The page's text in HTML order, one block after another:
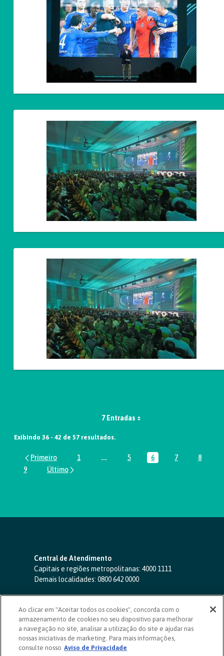
7 Entradas
Exibindo 36 - 42 de 57 resultados.
Página
1 ...Páginas intermediárias Usar ABA
Página
5 Página
6 Página
7 Página
8
Página
9
Central de Atendimento
Capitais e regiões metropolitanas: 4000 1111
Demais localidades: 0800 642 0000
SAC 24 horas-0800 724 4420
Ouvidoria
0800 725 0996
(de segunda a sexta, das 8h às 20h)
ouvidoriasicoob.com.br
Deficientes auditivos ou de fala
Ao clicar em "Aceitar todos os cookies", concorda com o
armazenamento de cookies no seu dispositivo para melhorar
a navegação no site, analisar a utilização do site e ajudar nas
nossas iniciativas de marketing. Para mais informações,
consulte nosso Aviso de Privacidade